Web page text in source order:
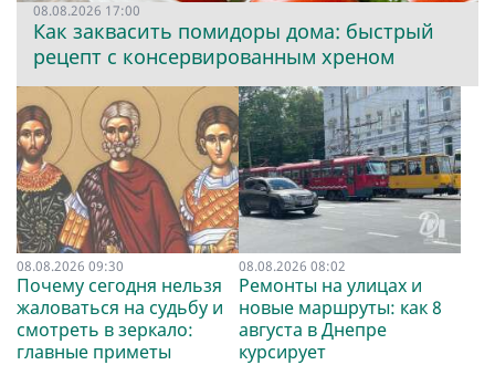
08.08.2026 17:00
Как заквасить помидоры дома: быстрый
рецепт с консервированным хреном
08.08.2026 09:30
Почему сегодня нельзя
жаловаться на судьбу и
смотреть в зеркало:
главные приметы
08.08.2026 08:02
Ремонты на улицах и
новые маршруты: как 8
августа в Днепре
курсирует